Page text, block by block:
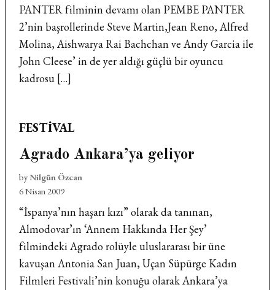
PANTER filminin devamı olan PEMBE PANTER
2’nin başrollerinde Steve Martin,Jean Reno, Alfred
Molina, Aishwarya Rai Bachchan ve Andy Garcia ile
John Cleese’ in de yer aldığı güçlü bir oyuncu
kadrosu […]
POSTED
FESTIVAL
Agrado Ankara’ya geliyor
byNilgün Özcan
6 Nisan 2009
“İspanya’nın haşarı kızı” olarak da tanınan,
Almodovar’ın ‘Annem Hakkında Her Şey’
filmindeki Agrado rolüyle uluslararası bir üne
kavuşan Antonia San Juan, Uçan Süpürge Kadın
Filmleri Festivali’nin konuğu olarak Ankara’ya